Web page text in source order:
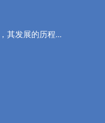
其发展的历程...